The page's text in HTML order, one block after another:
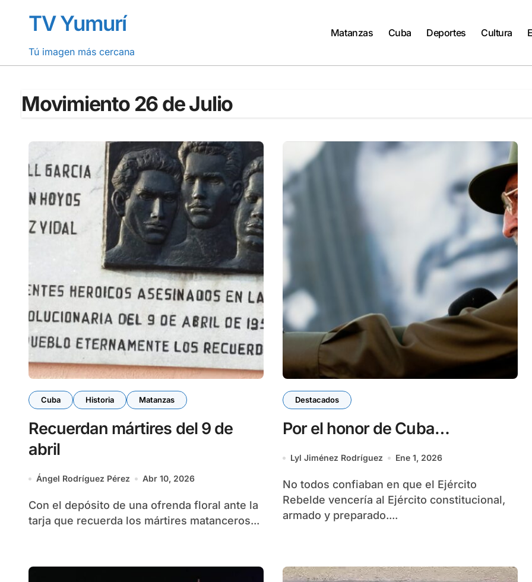
contenidoTV Yumurí
Tú imagen más cercana
Matanzas Cuba Deportes Cultura
Movimiento 26 de Julio
Cuba Historia Matanzas
Recuerdan mártires del 9 de
abril
Ángel Rodríguez Pérez Abr 10, 2026
Con el depósito de una ofrenda floral ante la
tarja que recuerda los mártires matanceros...
Destacados
Por el honor de Cuba…
Lyl Jiménez Rodríguez Ene 1, 2026
No todos confiaban en que el Ejército
Rebelde vencería al Ejército constitucional,
armado y preparado....